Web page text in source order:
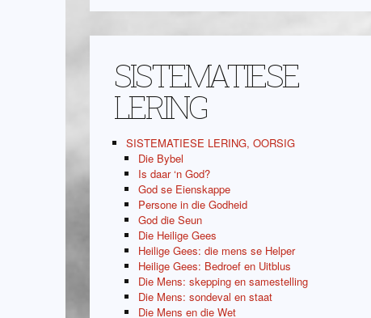
SISTEMATIESE
LERING
SISTEMATIESE LERING, OORSIG
Die Bybel
Is daar ‘n God?
God se Eienskappe
Persone in die Godheid
God die Seun
Die Heilige Gees
Heilige Gees: die mens se Helper
Heilige Gees: Bedroef en Uitblus
Die Mens: skepping en samestelling
Die Mens: sondeval en staat
Die Mens en die Wet